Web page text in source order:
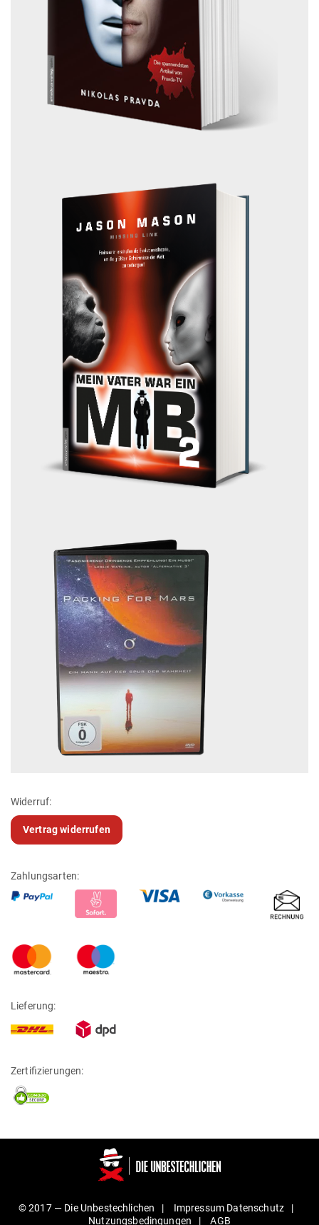
Widerruf:
Vertrag widerrufen
Zahlungsarten:
Lieferung:
Zertifizierungen:
© 2017 — Die Unbestechlichen Impressum Daten­schutz
Nut­zungs­be­din­gungen
AGB